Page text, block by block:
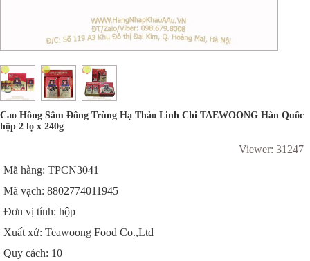
Cao Hồng Sâm Đông Trùng Hạ Thảo Linh Chi TAEWOONG Hàn Quốc
hộp 2 lọ x 240g
Viewer: 31247
Mã hàng: TPCN3041
Mã vạch: 8802774011945
Đơn vị tính: hộp
Xuất xứ: Teawoong Food Co.,Ltd
Quy cách: 10